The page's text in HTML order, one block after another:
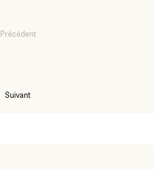
Précédent
Suivant